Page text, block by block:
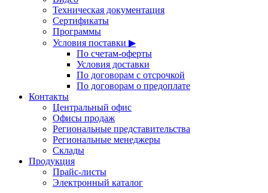
Техническая документация
Сертификаты
Программы
Условия поставки ▶
По счетам-оферты
Условия доставки
По договорам с отсрочкой
По договорам о предоплате
Контакты
Центральный офис
Офисы продаж
Региональные представительства
Региональные менеджеры
Склады
Продукция
Прайс-листы
Электронный каталог